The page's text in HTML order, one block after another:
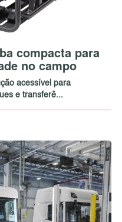
compacta para
no campo
acessível para
e transferê...